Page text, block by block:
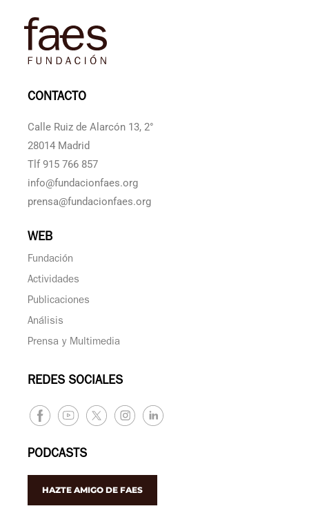
CONTACTO
Calle Ruiz de Alarcón 13, 2°
28014 Madrid
Tlf 915 766 857
info@fundacionfaes.org
prensa@fundacionfaes.org
WEB
Fundación
Actividades
Publicaciones
Análisis
Prensa y Multimedia
REDES SOCIALES
PODCASTS
HAZTE AMIGO DE FAES